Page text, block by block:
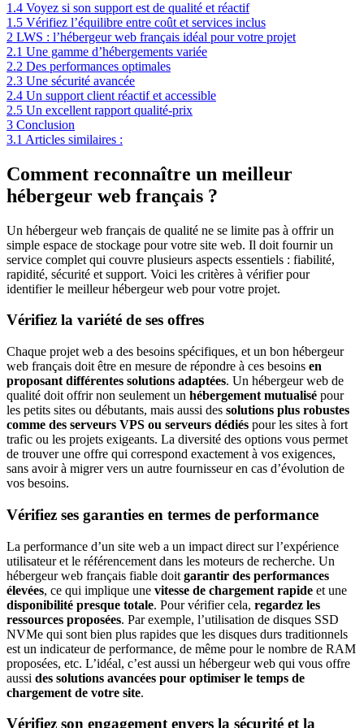
1.4 Voyez si son support est de qualité et réactif
1.5 Vérifiez l’équilibre entre coût et services inclus
2 LWS : l’hébergeur web français idéal pour votre projet
2.1 Une gamme d’hébergements variée
2.2 Des performances optimales
2.3 Une sécurité avancée
2.4 Un support client réactif et accessible
2.5 Un excellent rapport qualité-prix
3 Conclusion
3.1 Articles similaires :
Comment reconnaître un meilleur
hébergeur web français ?
Un hébergeur web français de qualité ne se limite pas à offrir un
simple espace de stockage pour votre site web. Il doit fournir un
service complet qui couvre plusieurs aspects essentiels : fiabilité,
rapidité, sécurité et support. Voici les critères à vérifier pour
identifier le meilleur hébergeur web pour votre projet.
Vérifiez la variété de ses offres
Chaque projet web a des besoins spécifiques, et un bon hébergeur
web français doit être en mesure de répondre à ces besoins en
proposant différentes solutions adaptées. Un hébergeur web de
qualité doit offrir non seulement un hébergement mutualisé pour
les petits sites ou débutants, mais aussi des solutions plus robustes
comme des serveurs VPS ou serveurs dédiés pour les sites à fort
trafic ou les projets exigeants. La diversité des options vous permet
de trouver une offre qui correspond exactement à vos exigences,
sans avoir à migrer vers un autre fournisseur en cas d’évolution de
vos besoins.
Vérifiez ses garanties en termes de performance
La performance d’un site web a un impact direct sur l’expérience
utilisateur et le référencement dans les moteurs de recherche. Un
hébergeur web français fiable doit garantir des performances
élevées, ce qui implique une vitesse de chargement rapide et une
disponibilité presque totale. Pour vérifier cela, regardez les
ressources proposées. Par exemple, l’utilisation de disques SSD
NVMe qui sont bien plus rapides que les disques durs traditionnels
est un indicateur de performance, de même pour le nombre de RAM
proposées, etc. L’idéal, c’est aussi un hébergeur web qui vous offre
aussi des solutions avancées pour optimiser le temps de
chargement de votre site.
Vérifiez son engagement envers la sécurité et la